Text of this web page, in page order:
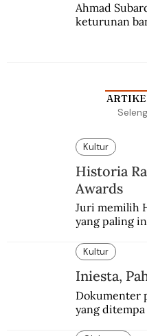
Ahmad
keturunan
Kultur
Historia
Awards
Juri memilih
yang paling
Kultur
Iniesta,
Dokumenter
yang